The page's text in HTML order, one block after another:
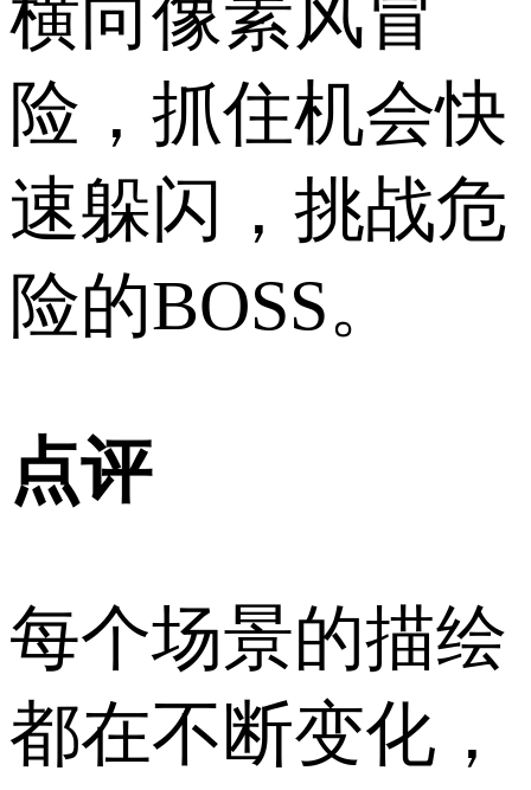
横向像素风冒
险，抓住机会快
速躲闪，挑战危
险的BOSS。
点评
每个场景的描绘
都在不断变化，